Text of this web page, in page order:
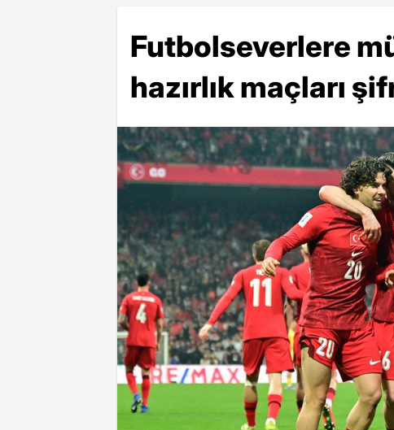
Futbolseverlere
hazırlık maçları